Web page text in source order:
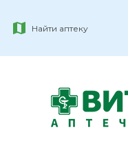
Найти аптеку